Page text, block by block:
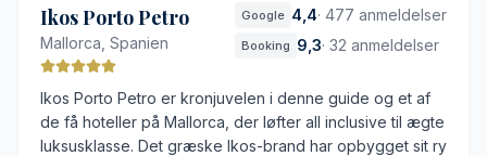
Ikos Porto Petro
Mallorca, Spanien
Google 4,4· 477 anmeldelser
Booking 9,3· 32 anmeldelser
Ikos Porto Petro er kronjuvelen i denne guide og et af
de få hoteller på Mallorca, der løfter all inclusive til ægte
luksusklasse. Det græske Ikos-brand har opbygget sit ry